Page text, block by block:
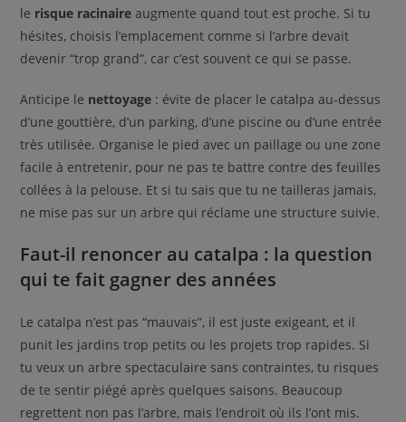
le risque racinaire augmente quand tout est proche. Si tu
hésites, choisis l’emplacement comme si l’arbre devait
devenir “trop grand”, car c’est souvent ce qui se passe.
Anticipe le nettoyage : évite de placer le catalpa au-dessus
d’une gouttière, d’un parking, d’une piscine ou d’une entrée
très utilisée. Organise le pied avec un paillage ou une zone
facile à entretenir, pour ne pas te battre contre des feuilles
collées à la pelouse. Et si tu sais que tu ne tailleras jamais,
ne mise pas sur un arbre qui réclame une structure suivie.
Faut-il renoncer au catalpa : la question
qui te fait gagner des années
Le catalpa n’est pas “mauvais”, il est juste exigeant, et il
punit les jardins trop petits ou les projets trop rapides. Si
tu veux un arbre spectaculaire sans contraintes, tu risques
de te sentir piégé après quelques saisons. Beaucoup
regrettent non pas l’arbre, mais l’endroit où ils l’ont mis.